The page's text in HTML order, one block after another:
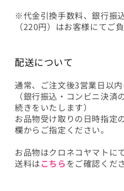
※代金引換手数料、銀行振
（220円）はお客様にてご
配送について
通常、ご注文後3営業日以内
（銀行振込・コンビニ決
続きをいたします）
お品物受け取りの日時指定
欄からご指定ください。
お品物はクロネコヤマトに
送料は こちらをご確認くだ